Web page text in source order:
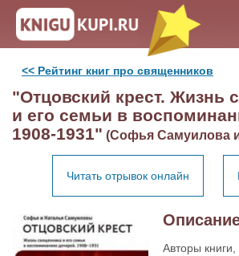
<< Рейтинг книг про священников
"Отцовский крест. Жизнь
и его семьи в
1908-1931" (Софья Самуилова
Читать отрывок онлайн
Авторы